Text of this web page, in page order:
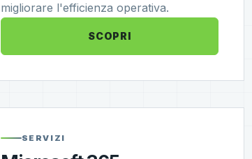
migliorare l'efficienza operativa.
SCOPRI
SERVIZI